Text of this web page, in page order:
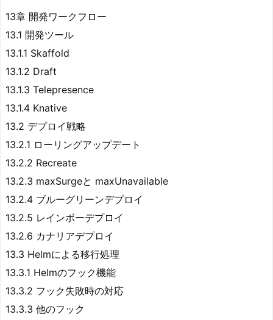
13章 開発ワークフロー
13.1 開発ツール
13.1.1 Skaffold
13.1.2 Draft
13.1.3 Telepresence
13.1.4 Knative
13.2 デプロイ戦略
13.2.1 ローリングアップデート
13.2.2 Recreate
13.2.3 maxSurgeと maxUnavailable
13.2.4 ブルーグリーンデプロイ
13.2.5 レインボーデプロイ
13.2.6 カナリアデプロイ
13.3 Helmによる移行処理
13.3.1 Helmのフック機能
13.3.2 フック失敗時の対応
13.3.3 他のフック